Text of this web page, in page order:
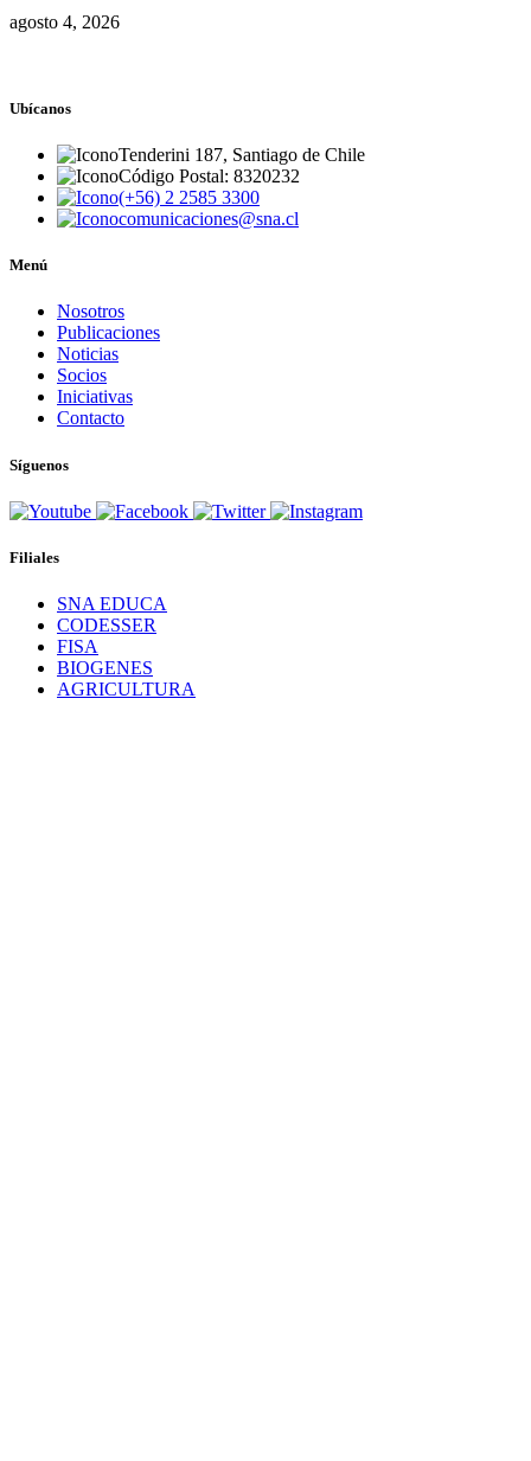
agosto 4, 2026
Ubícanos
Tenderini 187, Santiago de Chile
Código Postal: 8320232
(+56) 2 2585 3300
comunicaciones@sna.cl
Menú
Nosotros
Publicaciones
Noticias
Socios
Iniciativas
Contacto
Síguenos
Filiales
SNA EDUCA
CODESSER
FISA
BIOGENES
AGRICULTURA